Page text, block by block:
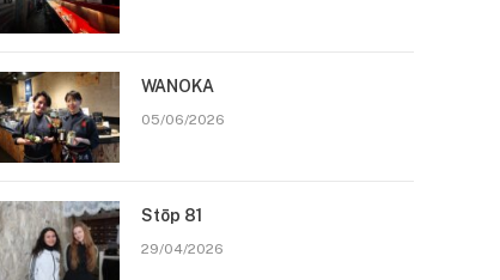
WANOKA
05/06/2026
Stōp 81
29/04/2026